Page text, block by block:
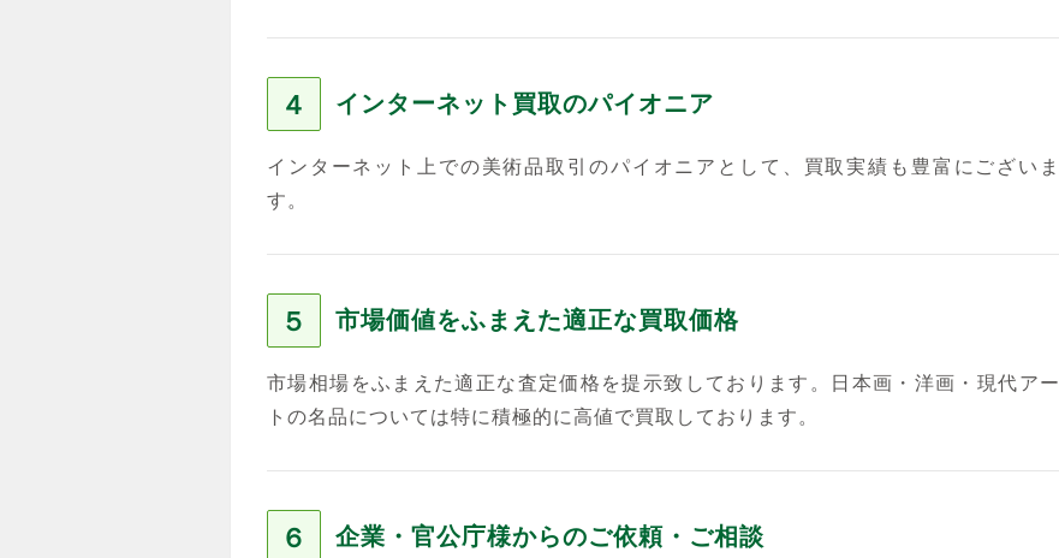
４ インターネット買取のパイオニア
インターネット上での美術品取引のパイオニアとして、買取実績も豊富にございま
す。
５ 市場価値をふまえた適正な買取価格
市場相場をふまえた適正な査定価格を提示致しております。日本画・洋画・現代アー
トの名品については特に積極的に高値で買取しております。
６ 企業・官公庁様からのご依頼・ご相談